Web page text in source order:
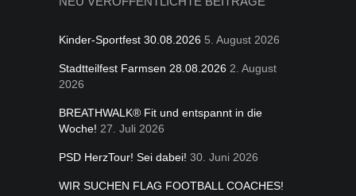
Kinder-Sportfest 30.08.2026 5. August 2026
Stadtteilfest Farmsen 28.08.2026 2. August
2026
BREATHWALK® Fit und entspannt in die
Woche! 27. Juli 2026
PSD HerzTour! Sei dabei! 30. Juni 2026
WIR SUCHEN FLAG FOOTBALL COACHES!